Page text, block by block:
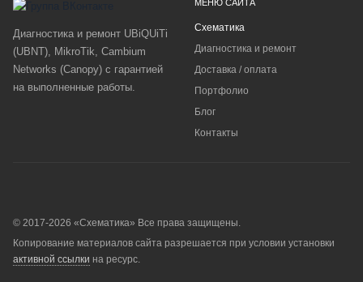
Диагностика и ремонт UBiQUiTi
(UBNT), MikroTik, Cambium
Networks (Canopy) с гарантией
на выполненные работы.
МЕНЮ САЙТА
Схематика
Диагностика и ремонт
Доставка / оплата
Портфолио
Блог
Контакты
© 2017-2026 «Схематика» Все права защищены.
Копирование материалов сайта разрешается при условии установки
активной ссылки на ресурс.